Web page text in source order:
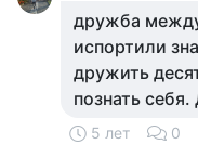
дружба
испортили
дружить
познать
5 лет 0